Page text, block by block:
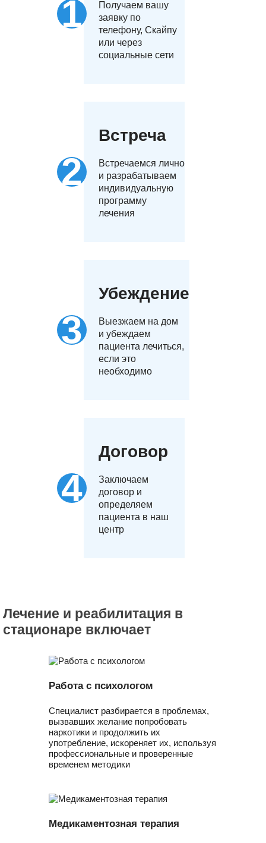
Получаем вашу
заявку по
телефону, Скайпу
или через
социальные сети
Встреча
Встречаемся лично
и разрабатываем
индивидуальную
программу
лечения
Убеждение
Выезжаем на дом
и убеждаем
пациента лечиться,
если это
необходимо
Договор
Заключаем
договор и
определяем
пациента в наш
центр
Лечение и реабилитация в
стационаре включает
Работа с психологом
Специалист разбирается в проблемах,
вызвавших желание попробовать
наркотики и продолжить их
употребление, искореняет их, используя
профессиональные и проверенные
временем методики
Медикаментозная терапия